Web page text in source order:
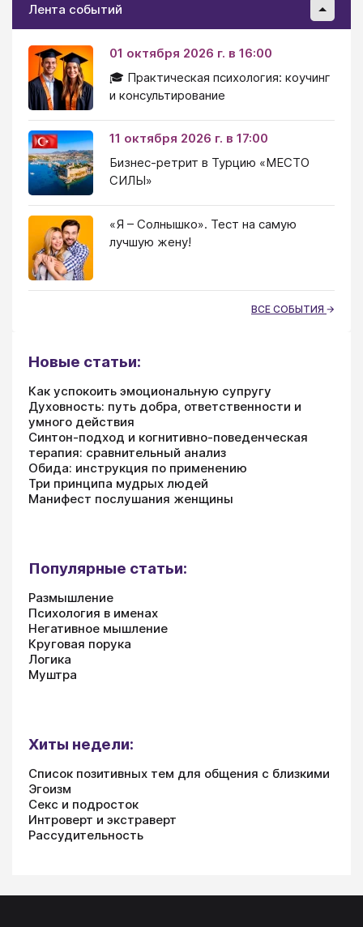
Лента событий
01 октября 2026 г. в 16:00
🎓 Практическая психология: коучинг
и консультирование
11 октября 2026 г. в 17:00
Бизнес-ретрит в Турцию «МЕСТО
СИЛЫ»
«Я – Солнышко». Тест на самую
лучшую жену!
ВСЕ СОБЫТИЯ
Новые статьи:
Как успокоить эмоциональную супругу
Духовность: путь добра, ответственности и
умного действия
Синтон-подход и когнитивно-поведенческая
терапия: сравнительный анализ
Обида: инструкция по применению
Три принципа мудрых людей
Манифест послушания женщины
Популярные статьи:
Размышление
Психология в именах
Негативное мышление
Круговая порука
Логика
Муштра
Хиты недели:
Список позитивных тем для общения с близкими
Эгоизм
Секс и подросток
Интроверт и экстраверт
Рассудительность